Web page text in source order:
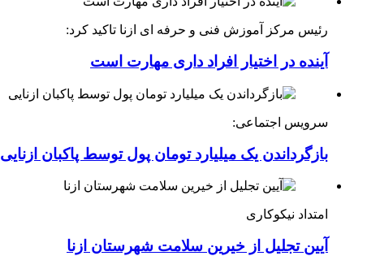
رئیس مرکز آموزش فنی و حرفه ای ازنا تاکید کرد:
آینده در اختیار افراد داری مهارت است
سرویس اجتماعی:
بازگرداندن یک میلیارد تومان پول توسط پاکبان ازنایی
امتداد نیکوکاری
آیین تجلیل از خیرین سلامت شهرستان ازنا